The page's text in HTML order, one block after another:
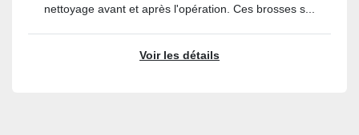
nettoyage avant et après l'opération. Ces brosses s...
Voir les détails